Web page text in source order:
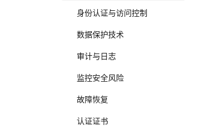
身份认证与访问控制
数据保护技术
审计与日志
监控安全风险
故障恢复
认证证书